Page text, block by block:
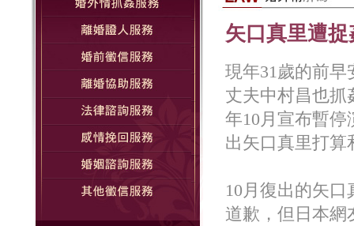
矢口真里遭
現年31歲的前早
丈夫中村昌也抓
年10月宣布暫
出矢口真里打算
10月復出的矢
道歉，但日本網